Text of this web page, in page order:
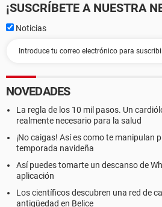
¡SUSCRÍBETE A NUESTRA
Noticias
NOVEDADES
La regla de los 10 mil pasos. Un
realmente necesario para la salud
¡No caigas! Así es como te manipulan
temporada navideña
Así puedes tomarte un descanso de
aplicación
Los científicos descubren una red de
antigüedad en Belice